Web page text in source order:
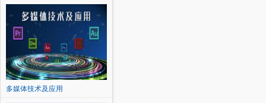
多媒体技术及应用